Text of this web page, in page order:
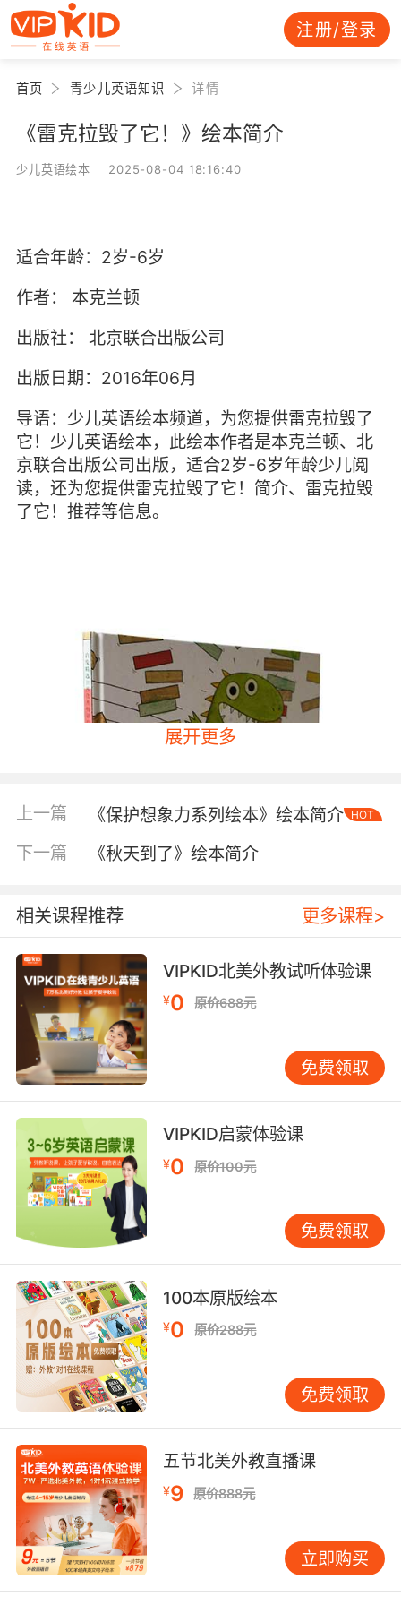
注册/登录
首页 青少儿英语知识 详情
《雷克拉毁了它！》绘本简介
少儿英语绘本 2025-08-04 18:16:40
适合年龄：2岁-6岁
作者：
本克兰顿
出版社：
北京联合出版公司
出版日期：2016年06月
导语：少儿英语绘本频道，为您提供雷克拉毁了
它！少儿英语绘本，此绘本作者是本克兰顿、北
京联合出版公司出版，适合2岁-6岁年龄少儿阅
读，还为您提供雷克拉毁了它！简介、雷克拉毁
了它！推荐等信息。
内容简介
你一定认识“雷克拉”！
他不就是昨天在院子里玩的时候抢走你女儿滑板
车的隔壁男孩？
他不就是你上班路上看见那个一直踢垃圾桶的孩
子？
要么，她就是那个没礼貌、动作粗鲁，老师一提
起就皱眉的女孩？
美国儿童作家、插画师本·克兰顿，一个乱编故事
的作家、胡乱涂鸦的画家，带你重新认识这个令
人头痛的淘气包！
当心！雷克拉过来了！
小机灵、小点点和小毛怪心里烦透了。
他们每次无论用积木搭什么，不论是一个飞天火
箭，一颗魔法心，还是一座最大的、最坚固的、
展开更多
上一篇 《保护想象力系列绘本》绘本简介 HOT
下一篇 《秋天到了》绘本简介
相关课程推荐 更多课程>
VIPKID北美外教试听体验课
¥0 原价688元
免费领取
VIPKID启蒙体验课
¥0 原价100元
免费领取
100本原版绘本
¥0 原价288元
免费领取
五节北美外教直播课
¥9 原价888元
立即购买